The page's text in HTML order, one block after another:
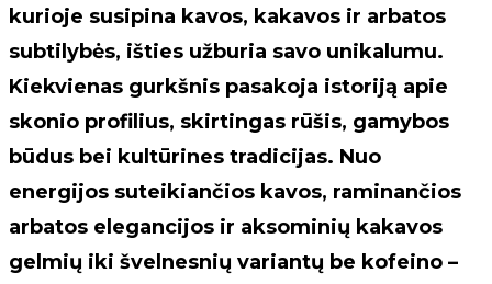
kurioje susipina kavos, kakavos ir arbatos
subtilybės, išties užburia savo unikalumu.
Kiekvienas gurkšnis pasakoja istoriją apie
skonio profilius, skirtingas rūšis, gamybos
būdus bei kultūrines tradicijas. Nuo
energijos suteikiančios kavos, raminančios
arbatos elegancijos ir aksominių kakavos
gelmių iki švelnesnių variantų be kofeino –